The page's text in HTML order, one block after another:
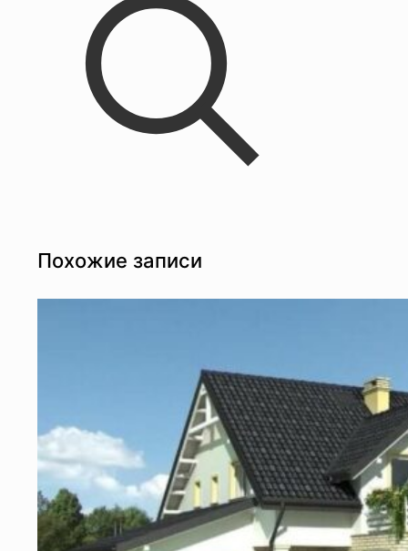
Похожие записи